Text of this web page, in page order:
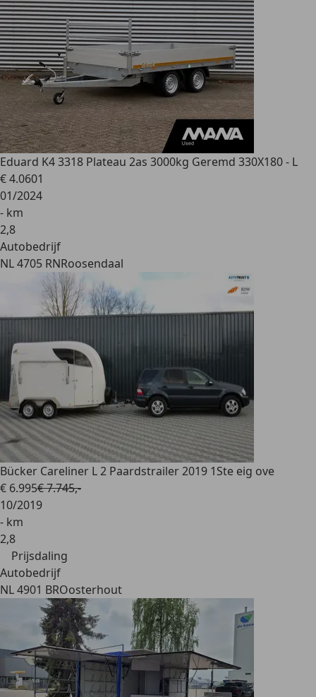
Eduard K4 3318 Plateau 2as 3000kg Geremd 330X180 - L
€ 4.0601
01/2024
- km
2,8
Autobedrijf
NL 4705 RNRoosendaal
Bücker Careliner L 2 Paardstrailer 2019 1Ste eig ove
€ 6.995€ 7.745,-
10/2019
- km
2,8
Prijsdaling
Autobedrijf
NL 4901 BROosterhout